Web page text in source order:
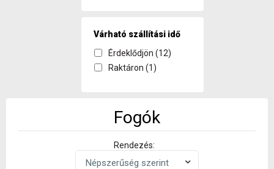
NINCS MÉG FIÓKOM
Várható szállítási idő
Érdeklődjön (12)
Raktáron (1)
Fogók
Rendezés: